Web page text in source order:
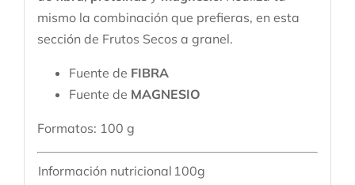
mismo la combinación que prefieras, en esta
sección de Frutos Secos a granel.
Fuente de FIBRA
Fuente de MAGNESIO
Formatos: 100 g
Información nutricional 100g